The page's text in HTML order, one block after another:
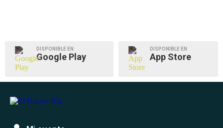
DISPONIBLE EN
Google Play
DISPONIBLE EN
App Store